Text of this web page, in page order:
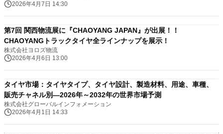
2026年4月7日 14:30
第7回 関西物流展に『CHAOYANG JAPAN』が出展！！
CHAOYANGトラックタイヤ全ラインナップを展示！
株式会社ヨロズ物流
2026年4月6日 13:00
タイヤ市場：タイヤタイプ、タイヤ設計、製造材料、用途、車種、
販売チャネル別―2026年～2032年の世界市場予測
株式会社グローバルインフォメーション
2026年4月1日 14:33